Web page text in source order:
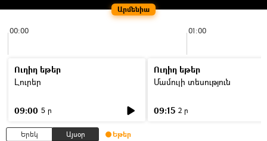
Արմենիա
00:00 01:00
Ուղիղ եթեր
Լուրեր
09:00 5 ր
Ուղիղ եթեր
Մամուլի տեսություն
09:15 2 ր
Երեկ Այսօր Եթեր